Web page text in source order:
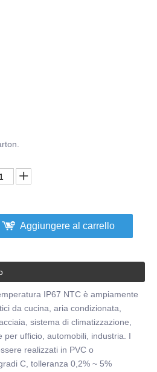
Aggiungere al carrello
IP67 NTC è ampiamente
da cucina, aria condizionata,
sistema di climatizzazione,
per ufficio, automobili, industria. I
realizzati in PVC o
C, tolleranza 0,2% ~ 5%